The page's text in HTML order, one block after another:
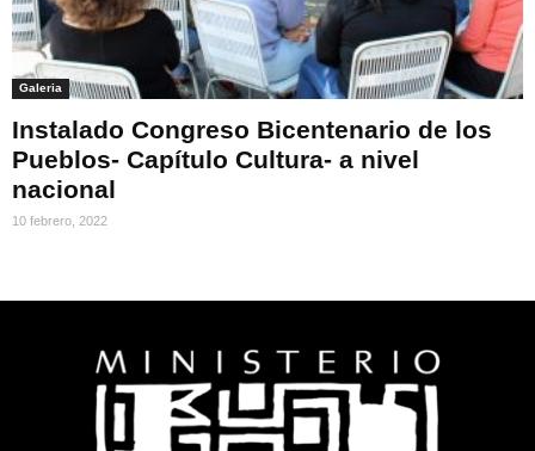
Galeria
Instalado Congreso Bicentenario de los
Pueblos- Capítulo Cultura- a nivel
nacional
10 febrero, 2022